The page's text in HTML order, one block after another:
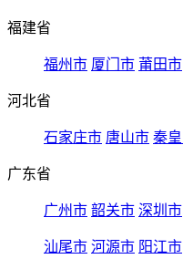
福建省
福州市 厦门市 莆田市
河北省
石家庄市 唐山市 秦
广东省
广州市 韶关市 深圳市
汕尾市 河源市 阳江市